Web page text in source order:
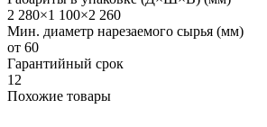
2 280×1 100×2 260
Мин. диаметр нарезаемого сырья (мм)
от 60
Гарантийный срок
12
Похожие товары